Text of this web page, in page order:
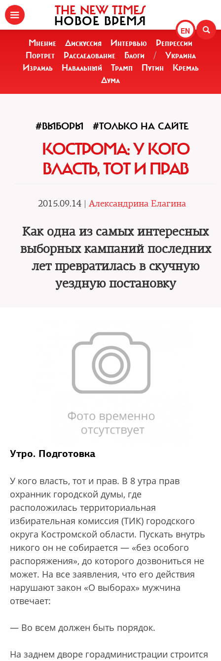
EN
THE NEW TIMES
НОВОЕ ВРЕМЯ
Мнение Дискуссия Интервью
Репрессии
Портрет
Расследование Блоги /
Украина
Израиль
Навальный Трамп Путин
Кремль
Дума
#ВЫБОРЫ #ТОЛЬКО НА САЙТЕ
КОСТРОМА: У КОГО
ВЛАСТЬ, ТОТ И ПРАВ
2015.09.14 | Александрина Елагина
Как одна из самых интересных
выборных кампаний последних
лет превратилась в скучную
уездную постановку
Утро. Подготовка
У кого власть, тот и прав. В 8 утра прав
охранник городской думы, где
расположилась территориальная
избирательная комиссия (ТИК) городского
округа Костромской области. Пускать внутрь
никого он не собирается — «без особого
распоряжения», до которого дозвониться не
может. На все заявления, что его действия
нарушают закон «О выборах» мужчина
отвечает:
— Во всем должен быть порядок.
На заднем дворе горадминистрации строится